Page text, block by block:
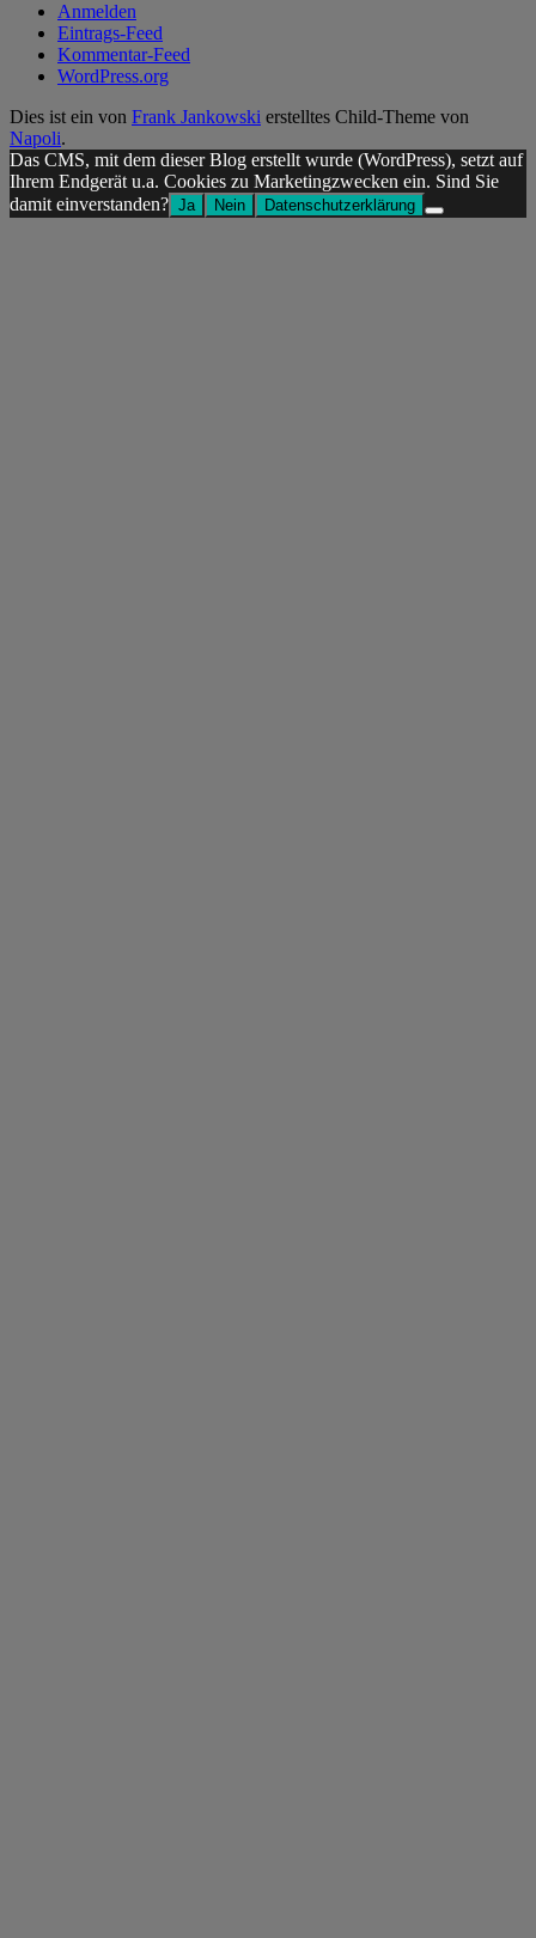
Anmelden
Eintrags-Feed
Kommentar-Feed
WordPress.org
Dies ist ein von Frank Jankowski erstelltes Child-Theme von
Napoli.
Das CMS, mit dem dieser Blog erstellt wurde (WordPress), setzt auf
Ihrem Endgerät u.a. Cookies zu Marketingzwecken ein. Sind Sie
damit einverstanden? Ja Nein Datenschutzerklärung